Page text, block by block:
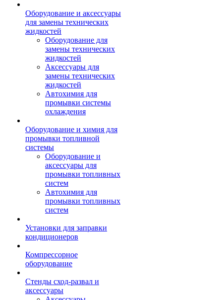
Оборудование и аксессуары
для замены технических
жидкостей
Оборудование для
замены технических
жидкостей
Аксессуары для
замены технических
жидкостей
Автохимия для
промывки системы
охлаждения
Оборудование и химия для
промывки топливной
системы
Оборудование и
аксессуары для
промывки топливных
систем
Автохимия для
промывки топливных
систем
Установки для заправки
кондиционеров
Компрессорное
оборудование
Стенды сход-развал и
аксессуары